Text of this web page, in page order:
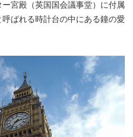
宮殿（英国国会議事堂）に付属
ばれる時計台の中にある鐘の愛